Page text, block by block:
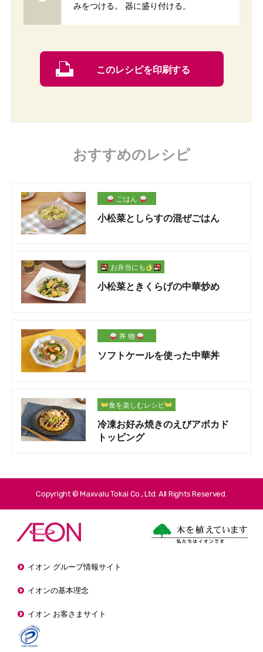
みをつける。 器に盛り付ける。
このレシピを印刷する
おすすめのレシピ
ごはん
小松菜としらすの混ぜごはん
お弁当にも
小松菜ときくらげの中華炒め
丼 物
ソフトケールを使った中華丼
食を楽しむレシピ
冷凍お好み焼きのえびアボカド
トッピング
Copyright © Maxvalu Tokai Co., Ltd. All Rights Reserved.
イオン グループ情報サイト
イオンの基本理念
イオン お客さまサイト